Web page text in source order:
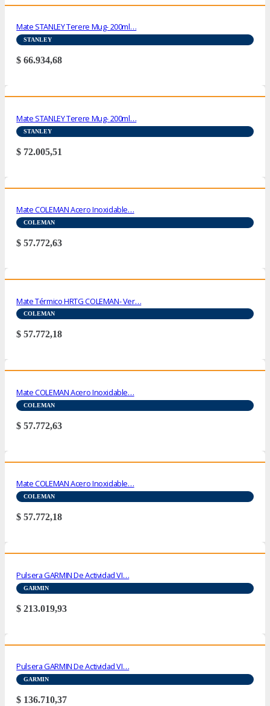
Mate STANLEY Terere Mug- 200ml…
STANLEY
$ 66.934,68
Mate STANLEY Terere Mug- 200ml…
STANLEY
$ 72.005,51
Mate COLEMAN Acero Inoxidable…
COLEMAN
$ 57.772,63
Mate Térmico HRTG COLEMAN- Ver…
COLEMAN
$ 57.772,18
Mate COLEMAN Acero Inoxidable…
COLEMAN
$ 57.772,63
Mate COLEMAN Acero Inoxidable…
COLEMAN
$ 57.772,18
Pulsera GARMIN De Actividad VI…
GARMIN
$ 213.019,93
Pulsera GARMIN De Actividad VI…
GARMIN
$ 136.710,37